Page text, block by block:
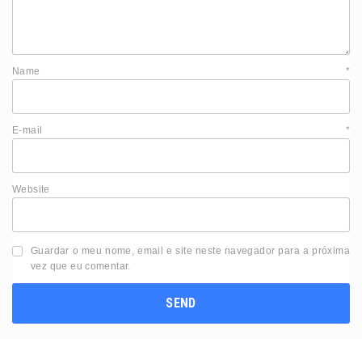
Name *
E-mail *
Website
Guardar o meu nome, email e site neste navegador para a próxima
vez que eu comentar.